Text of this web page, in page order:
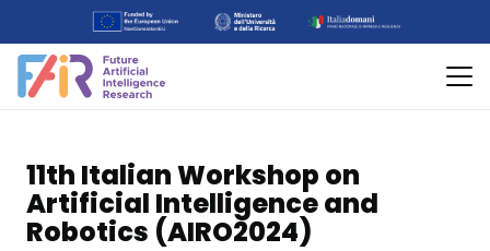
11th Italian Workshop on
Artificial Intelligence and
Robotics (AIRO2024)